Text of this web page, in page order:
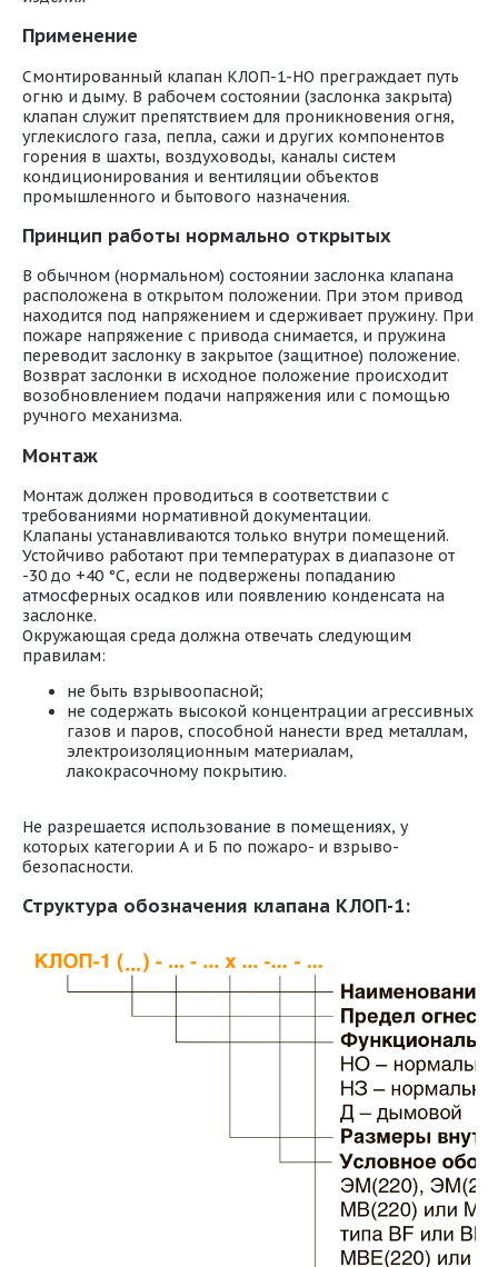
Применение
Смонтированный клапан КЛОП-1-НО преграждает путь
огню и дыму. В рабочем состоянии (заслонка закрыта)
клапан служит препятствием для проникновения огня,
углекислого газа, пепла, сажи и других компонентов
горения в шахты, воздуховоды, каналы систем
кондиционирования и вентиляции объектов
промышленного и бытового назначения.
Принцип работы нормально открытых
В обычном (нормальном) состоянии заслонка клапана
расположена в открытом положении. При этом привод
находится под напряжением и сдерживает пружину. При
пожаре напряжение с привода снимается, и пружина
переводит заслонку в закрытое (защитное) положение.
Возврат заслонки в исходное положение происходит
возобновлением подачи напряжения или с помощью
ручного механизма.
Монтаж
Монтаж должен проводиться в соответствии с
требованиями нормативной документации.
Клапаны устанавливаются только внутри помещений.
Устойчиво работают при температурах в диапазоне от
-30 до +40 °С, если не подвержены попаданию
атмосферных осадков или появлению конденсата на
заслонке.
Окружающая среда должна отвечать следующим
правилам:
не быть взрывоопасной;
не содержать высокой концентрации агрессивных
газов и паров, способной нанести вред металлам,
электроизоляционным материалам,
лакокрасочному покрытию.
Не разрешается использование в помещениях, у
которых категории А и Б по пожаро- и взрыво-
безопасности.
Структура обозначения клапана КЛОП-1: